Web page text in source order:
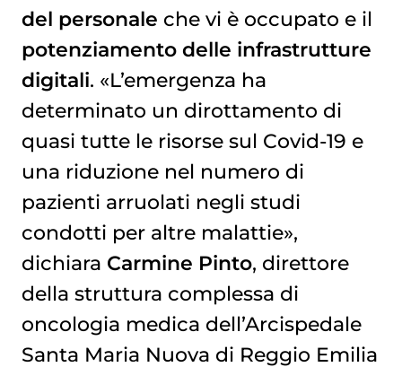
del personale che vi è occupato e il
potenziamento delle infrastrutture
digitali. «L’emergenza ha
determinato un dirottamento di
quasi tutte le risorse sul Covid-19 e
una riduzione nel numero di
pazienti arruolati negli studi
condotti per altre malattie»,
dichiara Carmine Pinto, direttore
della struttura complessa di
oncologia medica dell’Arcispedale
Santa Maria Nuova di Reggio Emilia